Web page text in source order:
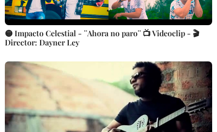
🟡 Impacto Celestial - ¨Ahora no paro¨ 📺 Videoclip - 🎬
Director: Dayner Ley